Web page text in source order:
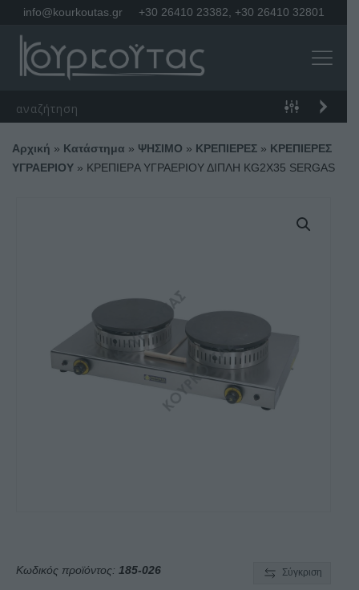
info@kourkoutas.gr +30 26410 23382 +30 26410 32801
Αρχική » Κατάστημα » ΨΗΣΙΜΟ » ΚΡΕΠΙΕΡΕΣ » ΚΡΕΠΙΕΡΕΣ
ΥΓΡΑΕΡΙΟΥ » ΚΡΕΠΙΕΡA ΥΓΡΑΕΡΙΟΥ ΔΙΠΛΗ KG2X35 SERGAS
Κωδικός προϊόντος: 185-026 Σύγκριση